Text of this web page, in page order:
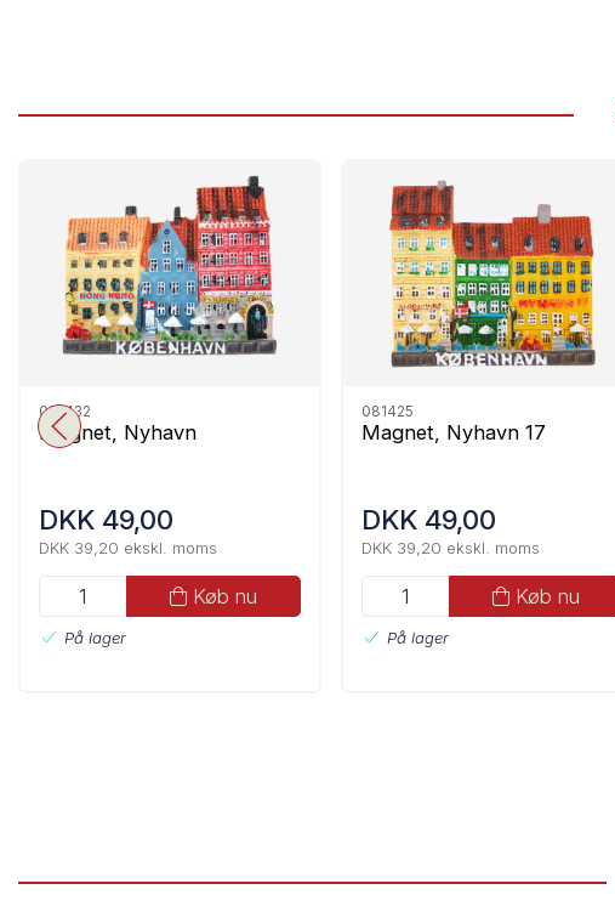
081432
Magnet, Nyhavn
DKK 49,00
DKK 39,20 ekskl. moms
Køb nu
På lager
081425
Magnet, Nyhavn 17
DKK 49,00
DKK 39,20 ekskl. moms
Køb nu
På lager